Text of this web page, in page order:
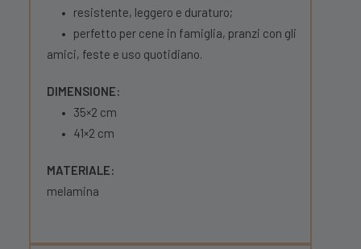
• resistente, leggero e duraturo;
• perfetto per cene in famiglia, pranzi con gli
amici, feste e uso quotidiano.
DIMENSIONE:
• 35×2 cm
• 41×2 cm
MATERIALE:
melamina